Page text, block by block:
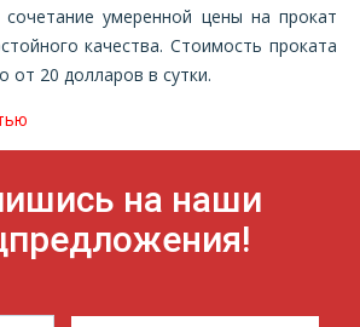
сочетание умеренной цены на прокат
качества. Стоимость проката
от 20 долларов в сутки.
на наши